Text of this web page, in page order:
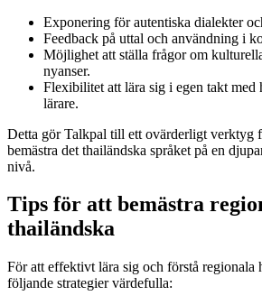
Exponering för autentiska dialekter
Feedback på uttal och användning i
Möjlighet att ställa frågor om
nyanser.
Flexibilitet att lära sig i egen takt med
lärare.
Detta gör Talkpal till ett ovärderligt verktyg
bemästra det thailändska språket på en
nivå.
Tips för att bemästra
thailändska
För att effektivt lära sig och förstå regionala
följande strategier värdefulla: